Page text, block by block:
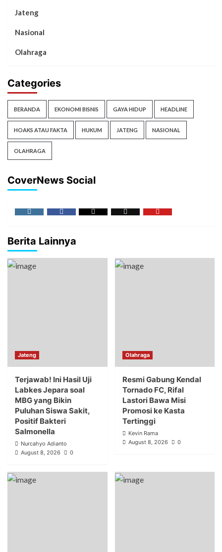
Jateng
Nasional
Olahraga
Categories
BERANDA EKONOMI BISNIS GAYA HIDUP HEADLINE
HOAKS ATAU FAKTA HUKUM JATENG NASIONAL
OLAHRAGA
CoverNews Social
Berita Lainnya
Jateng
Terjawab! Ini Hasil Uji
Labkes Jepara soal
MBG yang Bikin
Puluhan Siswa Sakit,
Positif Bakteri
Salmonella
Nurcahyo Adianto
August 8, 2026
0
Olahraga
Resmi Gabung Kendal
Tornado FC, Rifal
Lastori Bawa Misi
Promosi ke Kasta
Tertinggi
Kevin Rama
August 8, 2026
0